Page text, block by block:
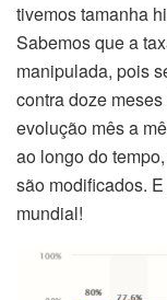
tivemos tamanha
Sabemos que a
manipulada, pois
contra doze
evolução mês a
ao longo do
são modificados.
mundial!